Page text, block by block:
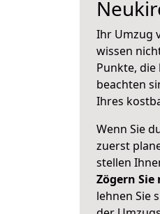
Ihr Umzug
wissen
Punkte, die
beachten
Ihres
Wenn Sie
zuerst
stellen
Zögern
lehnen Sie